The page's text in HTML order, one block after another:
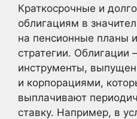
Краткосрочные и
облигациям в
на пенсионные планы
стратегии. Облигации
инструменты,
и корпорациями,
выплачивают
ставку. Например, в